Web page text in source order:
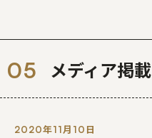
メディア掲載
2020年11月10日